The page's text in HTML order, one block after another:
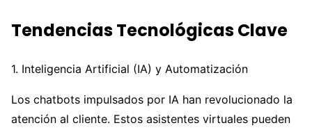
Tendencias Tecnológicas Clave
1. Inteligencia Artificial (IA) y Automatización
Los chatbots impulsados por IA han revolucionado la
atención al cliente. Estos asistentes virtuales pueden